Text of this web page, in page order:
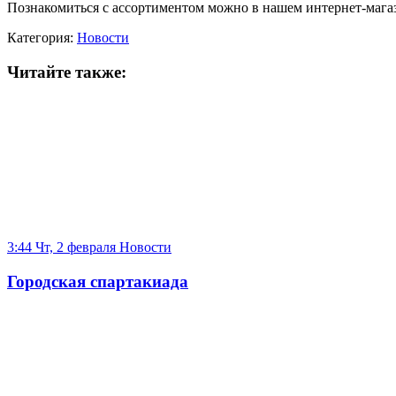
Познакомиться с ассортиментом можно в нашем интернет-
Категория: Новости
Читайте также:
3:44 Чт, 2 февраля Новости
Городская спартакиада